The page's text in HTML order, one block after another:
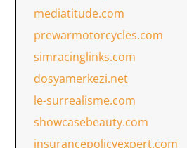
mediatitude.com
prewarmotorcycles.com
simracinglinks.com
dosyamerkezi.net
le-surrealisme.com
showcasebeauty.com
insurancepolicyexpert.com